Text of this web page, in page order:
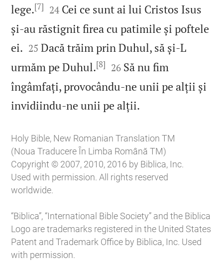
lege.[7] 

24 Cei ce sunt ai lui Cristos Isus
și‑au răstignit firea cu patimile și poftele
ei. 

25 Dacă trăim prin Duhul, să și‑L
urmăm pe Duhul.[8] 

26 Să nu fim
îngâmfați, provocându‑ne unii pe alții și
invidiindu‑ne unii pe alții.
Holy Bible, New Romanian Translation TM
(Noua Traducere În Limba Română TM)
Copyright © 2007, 2010, 2016 by Biblica, Inc.
Used with permission. All rights reserved
worldwide.
“Biblica”, “International Bible Society” and the Biblica
Logo are trademarks registered in the United States
Patent and Trademark Office by Biblica, Inc. Used
with permission.